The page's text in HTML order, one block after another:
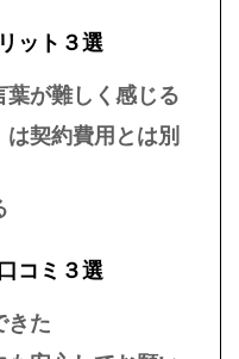
ット３選
が難しく感じる
契約費用とは別
コミ３選
た